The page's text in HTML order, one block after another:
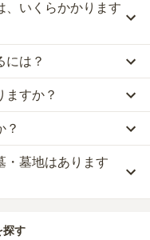
、いくらかかります
般墓が約343万円、樹木葬
養墓が約44万円です。
地代）」と「墓石代」の
は
で、墓石代は
墓石代がかからず、永代
には？
山 東京徳純院 納骨堂
納
方のご遺骨と一緒に埋葬
タイプです。個別のお墓に
いため、費用が安く設定
程度です。
は、
ますか？
りません。
が運営する公営の霊園が
たって応募資格が設けら
の市区町村に一定年数以
？
す。
・墓地はあります
覧をご覧ください。
探す